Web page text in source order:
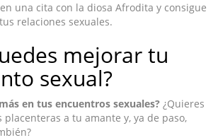
una cita con la diosa Afrodita y consigue
relaciones sexuales.
mejorar tu
sexual?
en tus encuentros sexuales? ¿Quieres
placenteras a tu amante y, ya de paso,